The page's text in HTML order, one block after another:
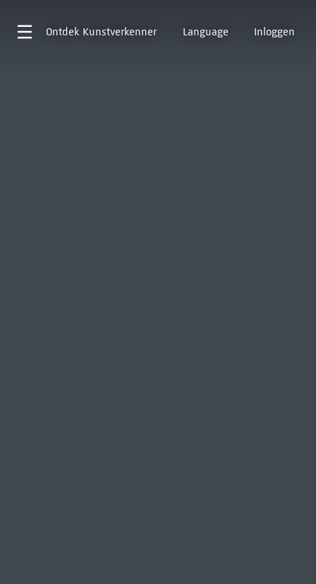
Ontdek Kunstverkenner Language Inloggen